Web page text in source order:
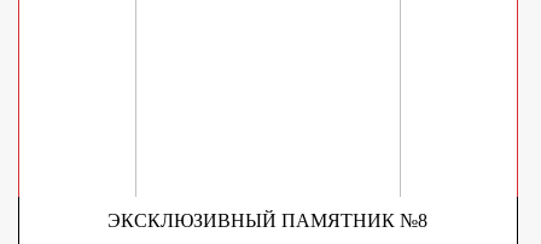
ЭКСКЛЮЗИВНЫЙ ПАМЯТНИК №8